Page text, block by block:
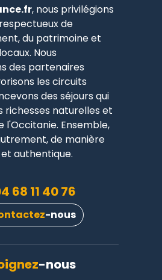
, nous privilégions
de
du patrimoine et
Nous
des partenaires
les circuits
des séjours qui
richesses naturelles et
l'Occitanie. Ensemble,
de manière
authentique.
-nous
68 11 40 76
-nous